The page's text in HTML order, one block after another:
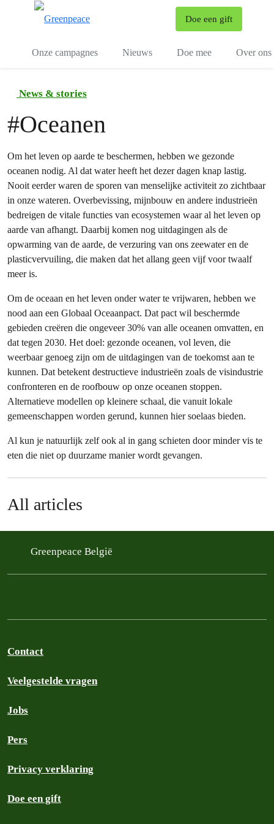
Doe een gift
Onze campagnes Nieuws Doe mee Over ons
News & stories
#Oceanen
Om het leven op aarde te beschermen, hebben we gezonde
oceanen nodig. Al dat water heeft het dezer dagen knap lastig.
Nooit eerder waren de sporen van menselijke activiteit zo zichtbaar
in onze wateren. Overbevissing, mijnbouw en andere industrieën
bedreigen de vitale functies van ecosystemen waar al het leven op
aarde van afhangt. Daarbij komen nog uitdagingen als de
opwarming van de aarde, de verzuring van ons zeewater en de
plasticvervuiling, die maken dat het allang geen vijf voor twaalf
meer is.
Om de oceaan en het leven onder water te vrijwaren, hebben we
nood aan een Globaal Oceaanpact. Dat pact wil beschermde
gebieden creëren die ongeveer 30% van alle oceanen omvatten, en
dat tegen 2030. Het doel: gezonde oceanen, vol leven, die
weerbaar genoeg zijn om de uitdagingen van de toekomst aan te
kunnen. Dat betekent destructieve industrieën zoals de visindustrie
confronteren en de roofbouw op onze oceanen stoppen.
Alternatieve modellen op kleinere schaal, die vanuit lokale
gemeenschappen worden gerund, kunnen hier soelaas bieden.
Al kun je natuurlijk zelf ook al in gang schieten door minder vis te
eten die niet op duurzame manier wordt gevangen.
All articles
Greenpeace België
Contact
Veelgestelde vragen
Jobs
Pers
Privacy verklaring
Doe een gift